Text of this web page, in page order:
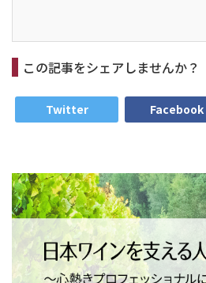
この記事をシェアしませんか？
Twitter Facebook